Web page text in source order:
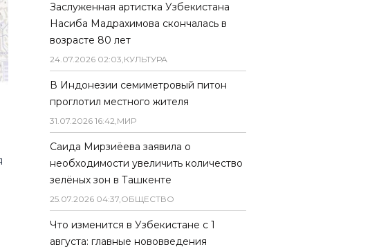
Заслуженная артистка Узбекистана
Насиба Мадрахимова скончалась в
возрасте 80 лет
24.07.2026 02:03,КУЛЬТУРА
В Индонезии семиметровый питон
проглотил местного жителя
31.07.2026 16:42,МИР
Саида Мирзиёева заявила о
необходимости увеличить количество
зелёных зон в Ташкенте
25.07.2026 04:37,ОБЩЕСТВО
Что изменится в Узбекистане с 1
августа: главные нововведения